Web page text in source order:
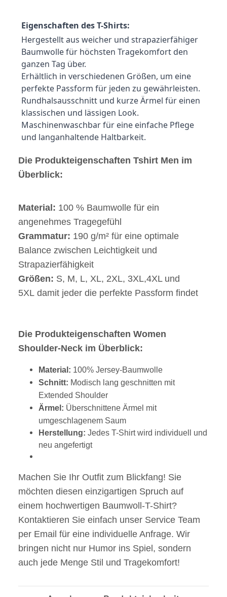
Eigenschaften des T-Shirts:
Hergestellt aus weicher und strapazierfähiger
Baumwolle für höchsten Tragekomfort den
ganzen Tag über.
Erhältlich in verschiedenen Größen, um eine
perfekte Passform für jeden zu gewährleisten.
Rundhalsausschnitt und kurze Ärmel für einen
klassischen und lässigen Look.
Maschinenwaschbar für eine einfache Pflege
und langanhaltende Haltbarkeit.
Die Produkteigenschaften Tshirt Men im
Überblick:
Material: 100 % Baumwolle für ein
angenehmes Tragegefühl
Grammatur: 190 g/m² für eine optimale
Balance zwischen Leichtigkeit und
Strapazierfähigkeit
Größen: S, M, L, XL, 2XL, 3XL,4XL und
5XL damit jeder die perfekte Passform findet
Die Produkteigenschaften Women
Shoulder-Neck im Überblick:
Material: 100% Jersey-Baumwolle
Schnitt: Modisch lang geschnitten mit
Extended Shoulder
Ärmel: Überschnittene Ärmel mit
umgeschlagenem Saum
Herstellung: Jedes T-Shirt wird individuell und
neu angefertigt
Machen Sie Ihr Outfit zum Blickfang! Sie
möchten diesen einzigartigen Spruch auf
einem hochwertigen Baumwoll-T-Shirt?
Kontaktieren Sie einfach unser Service Team
per Email für eine individuelle Anfrage. Wir
bringen nicht nur Humor ins Spiel, sondern
auch jede Menge Stil und Tragekomfort!